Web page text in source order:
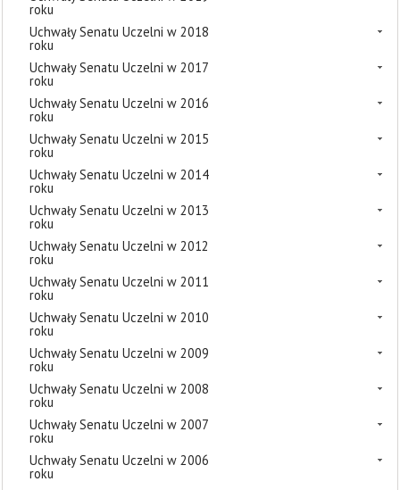
roku
Uchwały Senatu Uczelni w 2018
roku
Uchwały Senatu Uczelni w 2017
roku
Uchwały Senatu Uczelni w 2016
roku
Uchwały Senatu Uczelni w 2015
roku
Uchwały Senatu Uczelni w 2014
roku
Uchwały Senatu Uczelni w 2013
roku
Uchwały Senatu Uczelni w 2012
roku
Uchwały Senatu Uczelni w 2011
roku
Uchwały Senatu Uczelni w 2010
roku
Uchwały Senatu Uczelni w 2009
roku
Uchwały Senatu Uczelni w 2008
roku
Uchwały Senatu Uczelni w 2007
roku
Uchwały Senatu Uczelni w 2006
roku